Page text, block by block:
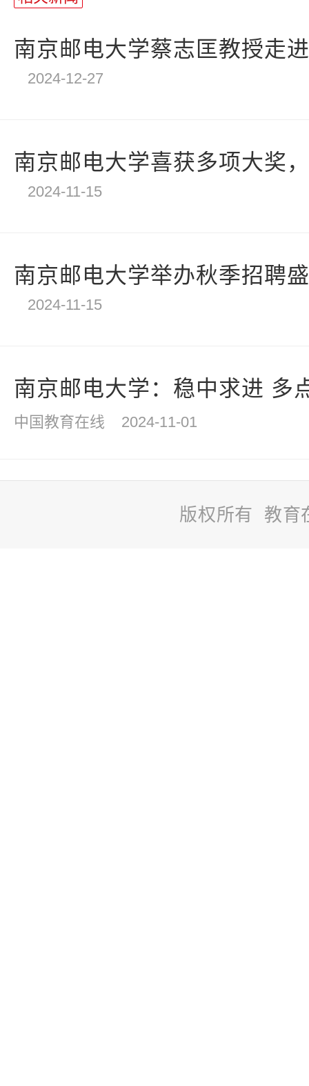
南京邮电大学蔡志匡教授走
2024-12-27
南京邮电大学喜获多项大奖
2024-11-15
南京邮电大学举办秋季招聘
2024-11-15
南京邮电大学：稳中求进 多
中国教育在线 2024-11-01
版权所有 教育